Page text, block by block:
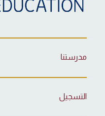
مدرستنا
التسجيل